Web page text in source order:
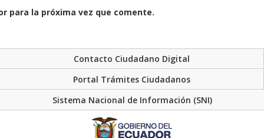
para la próxima vez que comente.
Contacto Ciudadano Digital
Portal Trámites Ciudadanos
Sistema Nacional de Información (SNI)